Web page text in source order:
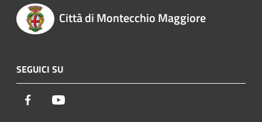
Città di Montecchio Maggiore
SEGUICI SU
Facebook